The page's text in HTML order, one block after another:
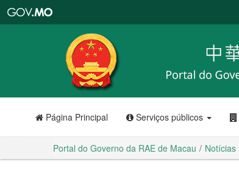
RAE
de
Macau
Página Principal Serviços públicos
Portal do Governo da RAE de Macau Notícias